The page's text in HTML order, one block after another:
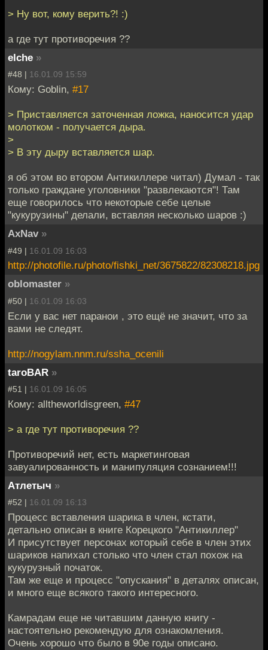
> Ну вот, кому верить?! :)
а где тут противоречия ??
elche »
#48 | 16.01.09 15:59
Кому: Goblin, #17
> Приставляется заточенная ложка, наносится удар
молотком - получается дыра.
>
> В эту дыру вставляется шар.
я об этом во втором Антикиллере читал) Думал - так
только граждане уголовники "развлекаются"! Там
еще говорилось что некоторые себе целые
"кукурузины" делали, вставляя несколько шаров :)
AxNav »
#49 | 16.01.09 16:03
http://photofile.ru/photo/fishki_net/3675822/82308218.jpg
oblomaster »
#50 | 16.01.09 16:03
Если у вас нет паранои , это ещё не значит, что за
вами не следят.
http://nogylam.nnm.ru/ssha_ocenili
taroBAR »
#51 | 16.01.09 16:05
Кому: alltheworldisgreen, #47
> а где тут противоречия ??
Противоречий нет, есть маркетинговая
завуалированность и манипуляция сознанием!!!
Атлетыч »
#52 | 16.01.09 16:13
Процесс вставления шарика в член, кстати,
детально описан в книге Корецкого "Антикиллер"
И присутствует персонах который себе в член этих
шариков напихал столько что член стал похож на
кукурузный початок.
Там же еще и процесс "опускания" в деталях описан,
и много еще всякого такого интересного.
Камрадам еще не читавшим данную книгу -
настоятельно рекомендую для ознакомления.
Очень хорошо что было в 90е годы описано.